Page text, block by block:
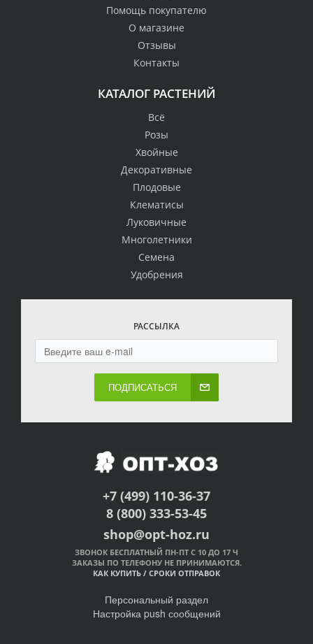
Помощь покупателю
О магазине
Отзывы
Контакты
КАТАЛОГ РАСТЕНИЙ
Всё
Розы
Хвойные
Декоративные
Плодовые
Клематисы
Луковичные
Многолетники
Семена
Удобрения
РАССЫЛКА
ПОДПИСАТЬСЯ
+7 (499) 110-36-37
8 (800) 333-53-45
shop@opt-hoz.ru
ЗВОНОК БЕСПЛАТНЫЙ ПН-ПТ С 10 ДО 17 Ч
ЗАКАЗЫ ПО ТЕЛЕФОНУ НЕ ПРИНИМАЮТСЯ.
КАК КУПИТЬ / СРОКИ ОТПРАВОК
Персональный раздел
Настройка push сообщений